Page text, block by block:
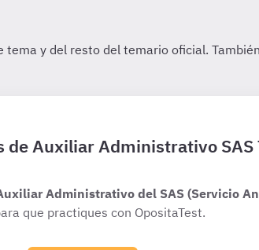
de Auxiliar Administrativo SAS
Administrativo del SAS (Servicio
que practiques con OpositaTest.